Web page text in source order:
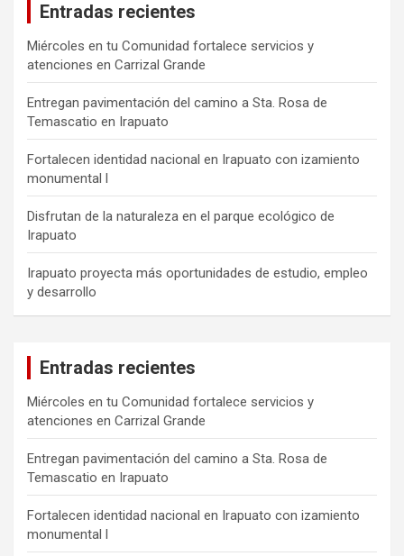
Entradas recientes
Miércoles en tu Comunidad fortalece servicios y
atenciones en Carrizal Grande
Entregan pavimentación del camino a Sta. Rosa de
Temascatio en Irapuato
Fortalecen identidad nacional en Irapuato con izamiento
monumental l
Disfrutan de la naturaleza en el parque ecológico de
Irapuato
Irapuato proyecta más oportunidades de estudio, empleo
y desarrollo
Entradas recientes
Miércoles en tu Comunidad fortalece servicios y
atenciones en Carrizal Grande
Entregan pavimentación del camino a Sta. Rosa de
Temascatio en Irapuato
Fortalecen identidad nacional en Irapuato con izamiento
monumental l